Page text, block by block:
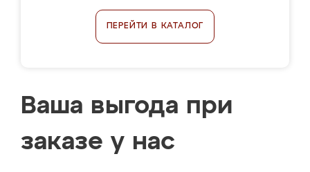
ПЕРЕЙТИ В КАТАЛОГ
Ваша выгода при
заказе у нас